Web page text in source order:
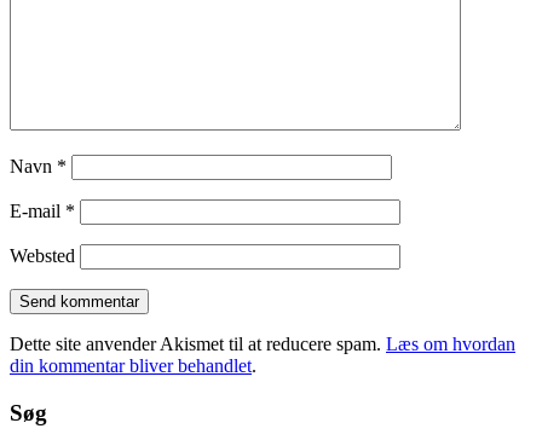
Navn *
E-mail *
Websted
Dette site anvender Akismet til at reducere spam. Læs om hvordan
din kommentar bliver behandlet.
Søg